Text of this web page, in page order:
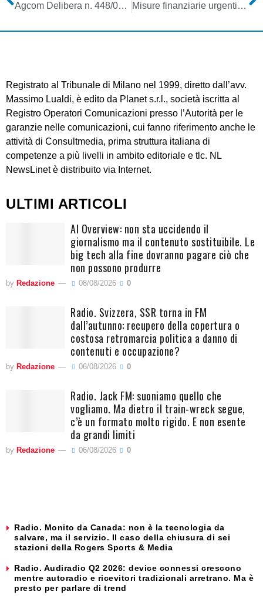
Agcom Delibera n. 448/08/CONS Misure finanziarie urgenti – Conversione in legge del Dl 93/08
Registrato al Tribunale di Milano nel 1999, diretto dall’avv.
Massimo Lualdi, è edito da Planet s.r.l., società iscritta al
Registro Operatori Comunicazioni presso l’Autorità per le
garanzie nelle comunicazioni, cui fanno riferimento anche le
attività di Consultmedia, prima struttura italiana di
competenze a più livelli in ambito editoriale e tlc. NL
NewsLinet è distribuito via Internet.
ULTIMI ARTICOLI
AI Overview: non sta uccidendo il
giornalismo ma il contenuto sostituibile. Le
big tech alla fine dovranno pagare ciò che
non possono produrre
by Redazione 08/08/2026 0
Radio. Svizzera, SSR torna in FM
dall’autunno: recupero della copertura o
costosa retromarcia politica a danno di
contenuti e occupazione?
by Redazione 06/08/2026 0
Radio. Jack FM: suoniamo quello che
vogliamo. Ma dietro il train-wreck segue,
c’è un formato molto rigido. E non esente
da grandi limiti
by Redazione 06/08/2026 0
Radio. Monito da Canada: non è la tecnologia da
salvare, ma il servizio. Il caso della chiusura di sei
stazioni della Rogers Sports & Media
Radio. Audiradio Q2 2026: device connessi crescono
mentre autoradio e ricevitori tradizionali arretrano. Ma è
presto per parlare di trend